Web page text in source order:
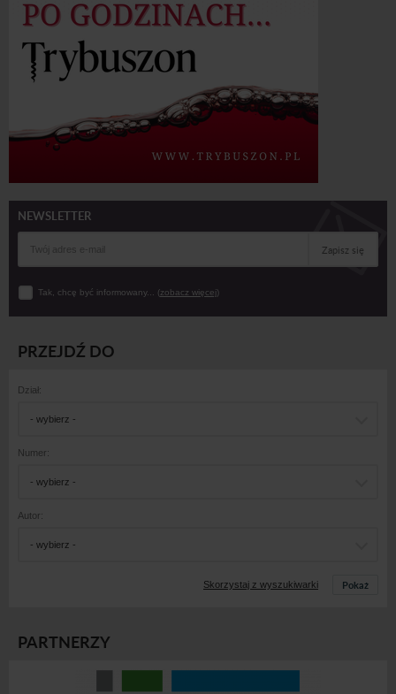
NEWSLETTER
Zapisz się
Tak, chcę być informowany... (zobacz więcej)
PRZEJDŹ DO
Dział:
- wybierz -
Numer:
- wybierz -
Autor:
- wybierz -
Skorzystaj z wyszukiwarki Pokaż
PARTNERZY